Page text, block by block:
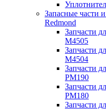
Запасные части
Redmond
Запчасти
M4505
Запчасти
M4504
Запчасти
PM190
Запчасти
PM180
Запчасти